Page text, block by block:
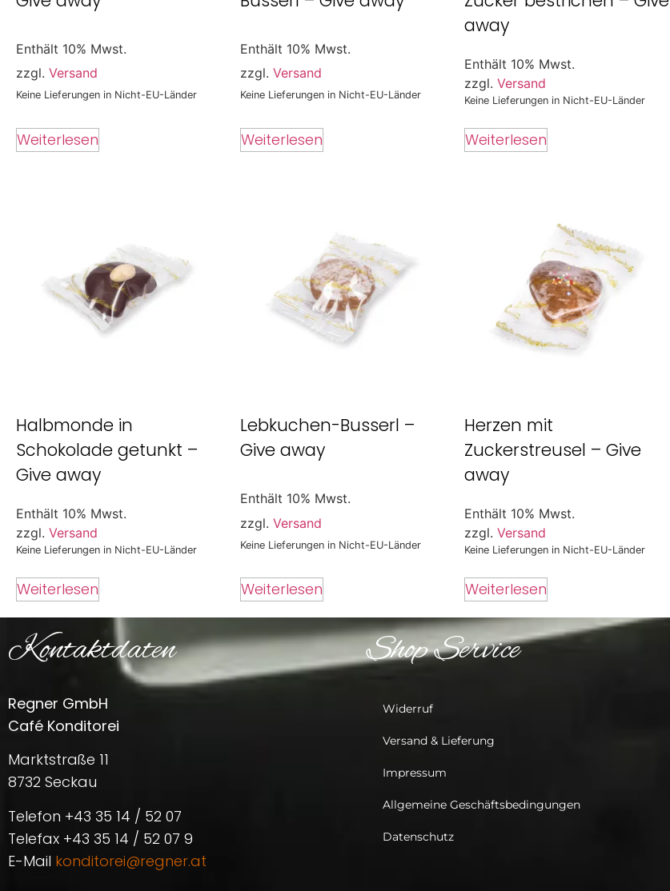
Enthält 10% Mwst.
zzgl. Versand
Keine Lieferungen in Nicht-EU-Länder
Weiterlesen
Enthält 10% Mwst.
zzgl. Versand
Keine Lieferungen in Nicht-EU-Länder
Weiterlesen
away
Enthält 10% Mwst.
zzgl. Versand
Keine Lieferungen in Nicht-EU-Länder
Weiterlesen
Halbmonde in
Schokolade getunkt –
Give away
Enthält 10% Mwst.
zzgl. Versand
Keine Lieferungen in Nicht-EU-Länder
Weiterlesen
Lebkuchen-Busserl –
Give away
Enthält 10% Mwst.
zzgl. Versand
Keine Lieferungen in Nicht-EU-Länder
Weiterlesen
Herzen mit
Zuckerstreusel – Give
away
Enthält 10% Mwst.
zzgl. Versand
Keine Lieferungen in Nicht-EU-Länder
Weiterlesen
Kontaktdaten
Regner GmbH
Café Konditorei
Marktstraße 11
8732 Seckau
Telefon +43 35 14 / 52 07
Telefax +43 35 14 / 52 07 9
E-Mail konditorei@regner.at
Shop Service
Widerruf
Versand & Lieferung
Impressum
Allgemeine Geschäftsbedingungen
Datenschutz